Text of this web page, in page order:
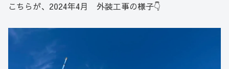
こちらが、2024年4月 外装工事の様子👇